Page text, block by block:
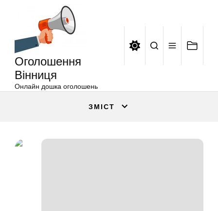
Оголошення
Вінниця
Онлайн дошка оголошень
ЗМІСТ